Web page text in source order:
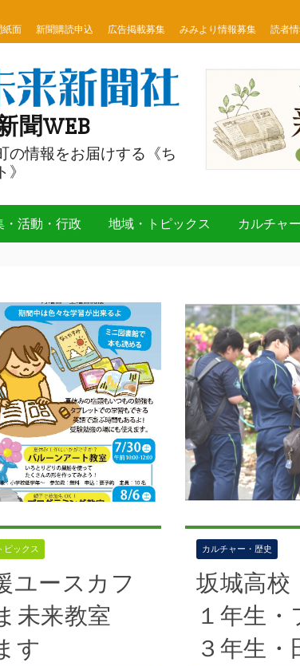
紙面 新聞購読申込 広告掲載募集 みみより情報募集 読者
聞WEB
の情報をお届けする《ち
・活動・行政 地域・トピックス カルチャ
ピックス
ユースカフ
未来教室
す
カルチャー・歴史
坂城高
１年生
３年生